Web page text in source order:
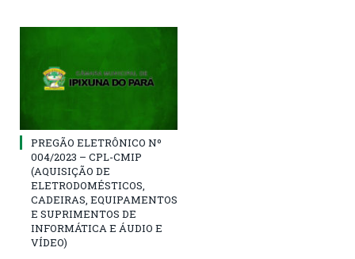
PREGÃO ELETRÔNICO Nº
004/2023 – CPL-CMIP
(AQUISIÇÃO DE
ELETRODOMÉSTICOS,
CADEIRAS, EQUIPAMENTOS
E SUPRIMENTOS DE
INFORMÁTICA E ÁUDIO E
VÍDEO)